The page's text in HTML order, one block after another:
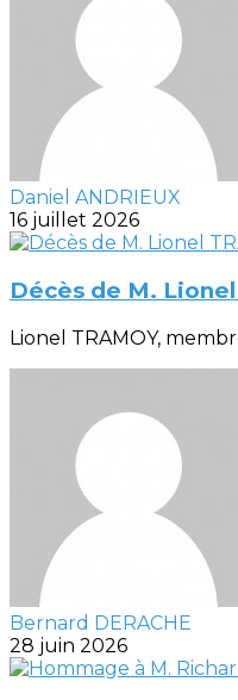
Daniel ANDRIEUX
16 juillet 2026
Décès de M. Lionel
Lionel TRAMOY,
Bernard DERACHE
28 juin 2026